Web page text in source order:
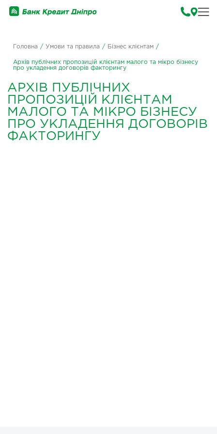
Головна / Умови та правила / Бізнес клієнтам /
Архів публічних пропозицій клієнтам малого та мікро бізнесу
про укладення договорів факторингу
АРХІВ ПУБЛІЧНИХ
ПРОПОЗИЦІЙ КЛІЄНТАМ
МАЛОГО ТА МІКРО БІЗНЕСУ
ПРО УКЛАДЕННЯ ДОГОВОРІВ
ФАКТОРИНГУ